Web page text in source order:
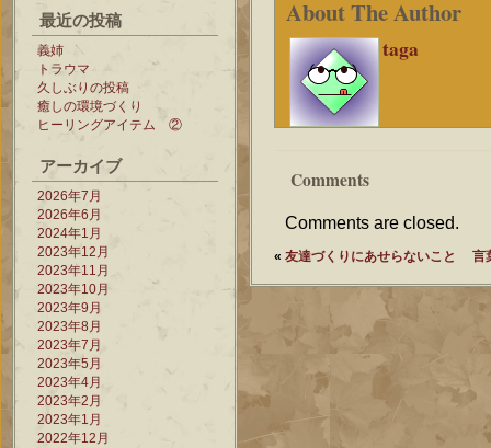
最近の投稿
義姉
トラウマ
久しぶりの投稿
癒しの環境づくり
ヒーリングアイテム ②
アーカイブ
2026年7月
2026年6月
2024年1月
2023年12月
2023年11月
2023年10月
2023年9月
2023年8月
2023年7月
2023年5月
2023年4月
2023年2月
2023年1月
2022年12月
About The Author
taga
Comments
Comments are closed.
« 友達づくりにあせらないこと 言